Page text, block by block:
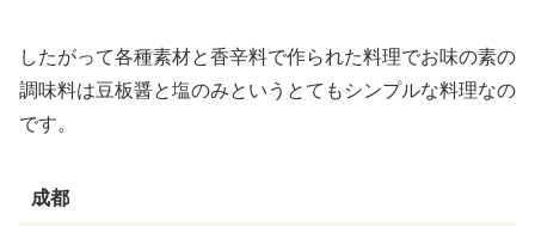
したがって各種素材と香辛料で作られた料理でお味の素の
調味料は豆板醤と塩のみというとてもシンプルな料理なの
です。
成都